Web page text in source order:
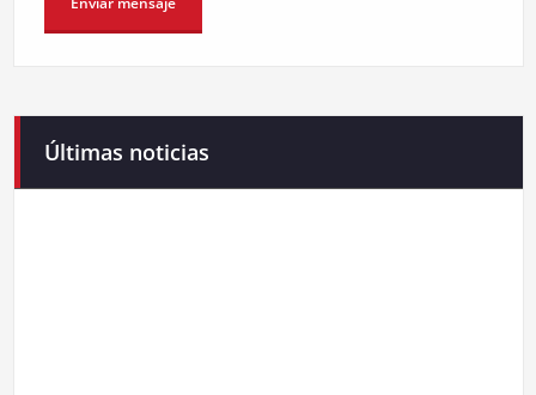
Últimas noticias
Campaneirus 2026